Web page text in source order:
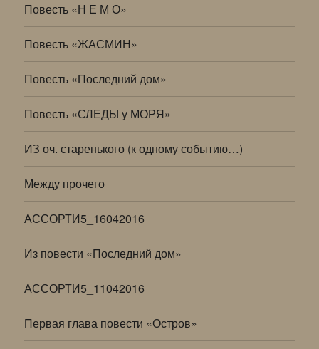
Повесть «Н Е М О»
Повесть «ЖАСМИН»
Повесть «Последний дом»
Повесть «СЛЕДЫ у МОРЯ»
ИЗ оч. старенького (к одному событию…)
Между прочего
АССОРТИ5_16042016
Из повести «Последний дом»
АССОРТИ5_11042016
Первая глава повести «Остров»